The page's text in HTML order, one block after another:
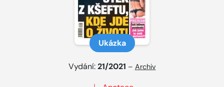
Ukázka
Vydání:21/2021 – Archiv